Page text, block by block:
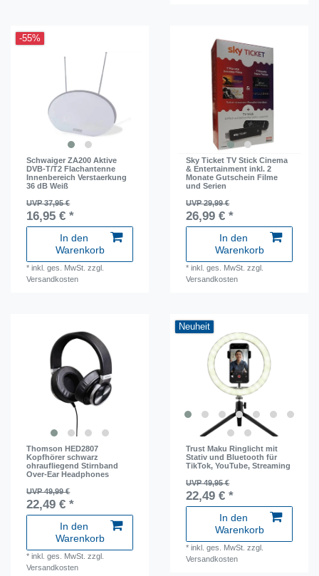
-55%
Schwaiger ZA200 Aktive
DVB-T/T2 Flachantenne
Innenbereich Verstaerkung
36 dB Weiß
UVP 37,95 €
16,95 € *
In den
Warenkorb
*inkl. ges. MwSt. zzgl.
Versandkosten
Sky Ticket TV Stick Cinema
& Entertainment inkl. 2
Monate Gutschein Filme
und Serien
UVP 29,99 €
26,99 € *
In den
Warenkorb
*inkl. ges. MwSt. zzgl.
Versandkosten
Thomson HED2807
Kopfhörer schwarz
ohraufliegend Stirnband
Over-Ear Headphones
UVP 49,99 €
22,49 € *
In den
Warenkorb
*inkl. ges. MwSt. zzgl.
Versandkosten
Neuheit
Trust Maku Ringlicht mit
Stativ und Bluetooth für
TikTok, YouTube, Streaming
UVP 49,95 €
22,49 € *
In den
Warenkorb
*inkl. ges. MwSt. zzgl.
Versandkosten